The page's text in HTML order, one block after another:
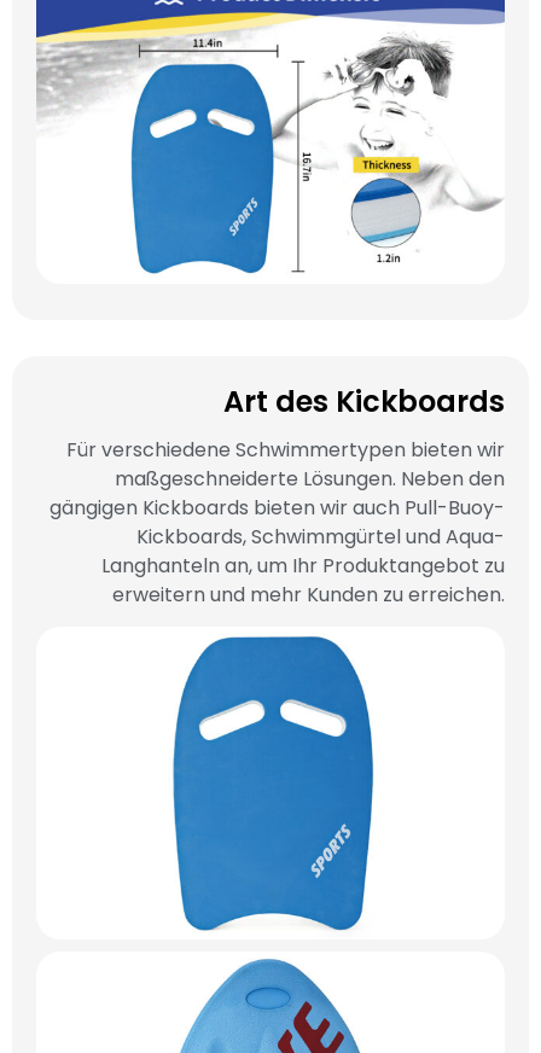
Art des Kickboards
Für verschiedene Schwimmertypen bieten wir
maßgeschneiderte Lösungen. Neben den
gängigen Kickboards bieten wir auch Pull-Buoy-
Kickboards, Schwimmgürtel und Aqua-
Langhanteln an, um Ihr Produktangebot zu
erweitern und mehr Kunden zu erreichen.